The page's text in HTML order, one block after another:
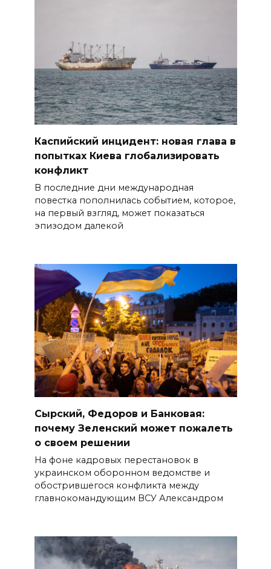
Каспийский инцидент: новая глава в
попытках Киева глобализировать
конфликт
В последние дни международная
повестка пополнилась событием, которое,
на первый взгляд, может показаться
эпизодом далекой
Сырский, Федоров и Банковая:
почему Зеленский может пожалеть
о своем решении
На фоне кадровых перестановок в
украинском оборонном ведомстве и
обострившегося конфликта между
главнокомандующим ВСУ Александром